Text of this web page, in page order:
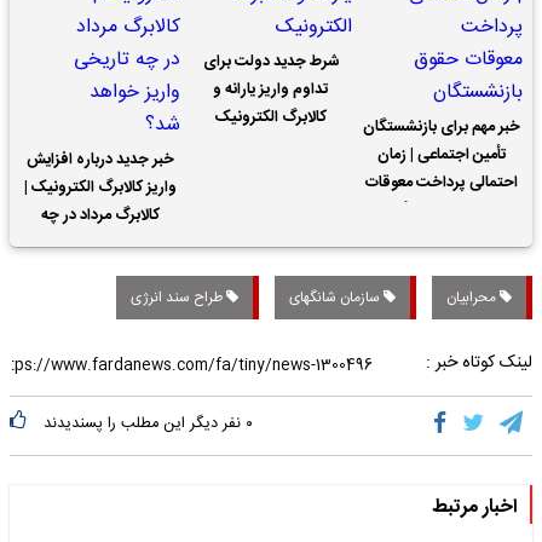
خبر مهم برای بازنشستگان
تأمین اجتماعی | زمان
احتمالی پرداخت معوقات
شرط جدید دولت برای
تداوم واریز یارانه و
کالابرگ الکترونیک
خبر جدید درباره افزایش
واریز کالابرگ الکترونیک |
کالابرگ مرداد در چه
تاریخی واریز خواهد شد؟
محرابیان سازمان شانگهای طراح سند انرژی
لینک کوتاه خبر :
۰ نفر دیگر این مطلب را پسندیدند
اخبار مرتبط